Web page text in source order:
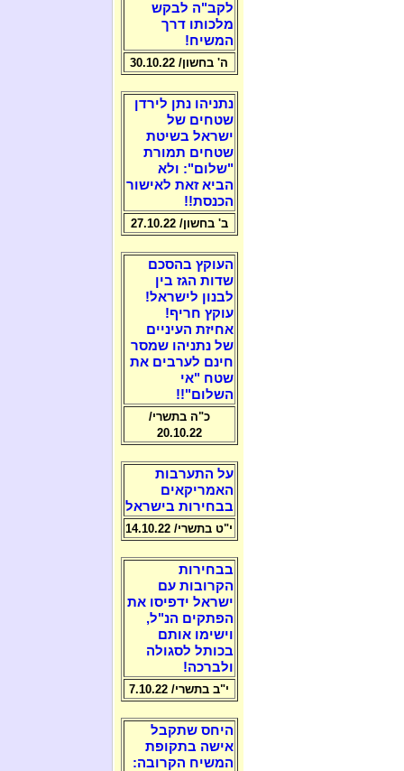
לקב"ה לבקש
מלכותו דרך
המשיח!
ה' בחשון/ 30.10.22
נתניהו נתן לירדן
שטחים של
ישראל בשיטת
שטחים תמורת
"שלום": ולא
הביא זאת לאישור
הכנסת!!
ב' בחשון/ 27.10.22
העוקץ בהסכם
שדות הגז בין
לבנון לישראל!
עוקץ חריף!
אחיזת העיניים
של נתניהו שמסר
חינם לערבים את
שטח "אי
השלום"!!
כ"ה בתשרי/
20.10.22
על התערבות
האמריקאים
בבחירות בישראל
י"ט בתשרי/ 14.10.22
בבחירות
הקרובות עם
ישראל ידפיסו את
הפתקים הנ"ל,
וישימו אותם
בכותל לסגולה
ולברכה!
י"ב בתשרי/ 7.10.22
היחס שתקבל
אישה בתקופת
המשיח הקרובה: